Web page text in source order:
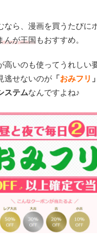
なら、漫画を買うたびに
んが王国もおすすめ。
高いのも使ってうれしい
逃せないのが 「 おみフリ
ステムなんですよね♪